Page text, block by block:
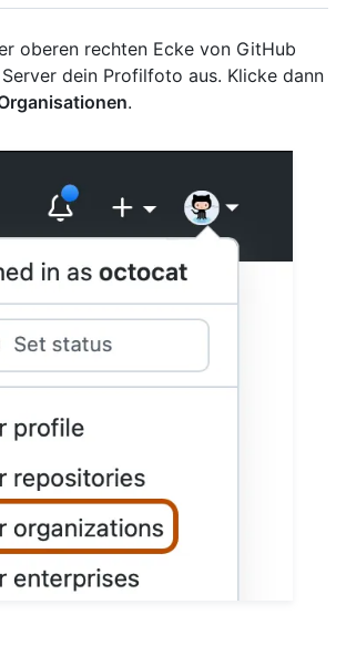
oberen rechten Ecke von GitHub
dein Profilfoto aus. Klicke dann
.